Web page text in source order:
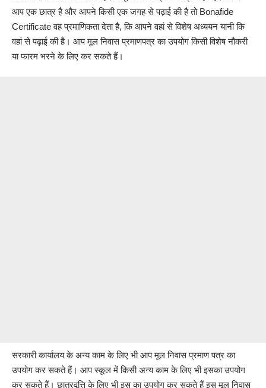
आप एक छात्र है और आपने किसी एक जगह से पढ़ाई की है तो Bonafide
Certificate वह प्रमाणिकता देता है, कि आपने वहां से विशेष अध्ययन यानी कि
वहां से पढ़ाई की है। आप मूल निवास प्रमाणपत्र का उपयोग किसी विशेष नौकरी
या फारम भरने के लिए कर सकते हैं।
सरकारी कार्यालय के अन्य काम के लिए भी आप मूल निवास प्रमाण पत्र का
उपयोग कर सकते हैं। आप स्कूल में किसी अन्य काम के लिए भी इसका उपयोग
कर सकते हैं। छात्रवृत्ति के लिए भी इस का उपयोग कर सकते हैं इस मूल निवास